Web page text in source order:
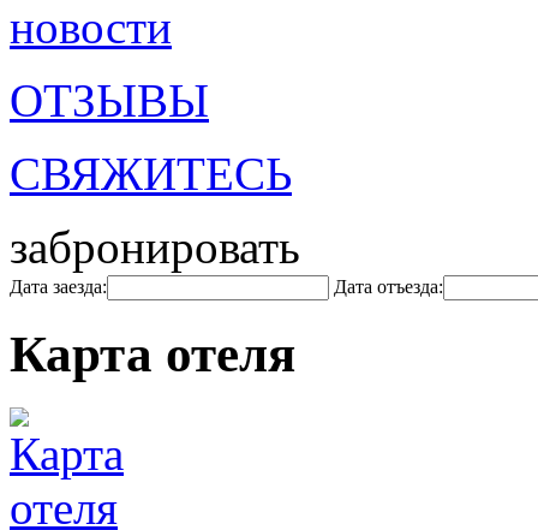
новости
ОТЗЫВЫ
СВЯЖИТЕСЬ
забронировать
Дата заезда: Дата отъезда:
Карта отеля